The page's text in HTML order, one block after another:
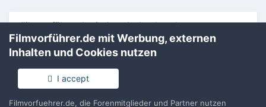
Filmvorführer.de via Google durchsuchen:
Sprache
Impressum / Datenschutzerklärung
Nutzungsbedingungen
Filmvorführer.de mit Werbung, externen
Inhalten und Cookies nutzen
I accept
Filmvorfuehrer.de, die Forenmitglieder und Partner nutzen